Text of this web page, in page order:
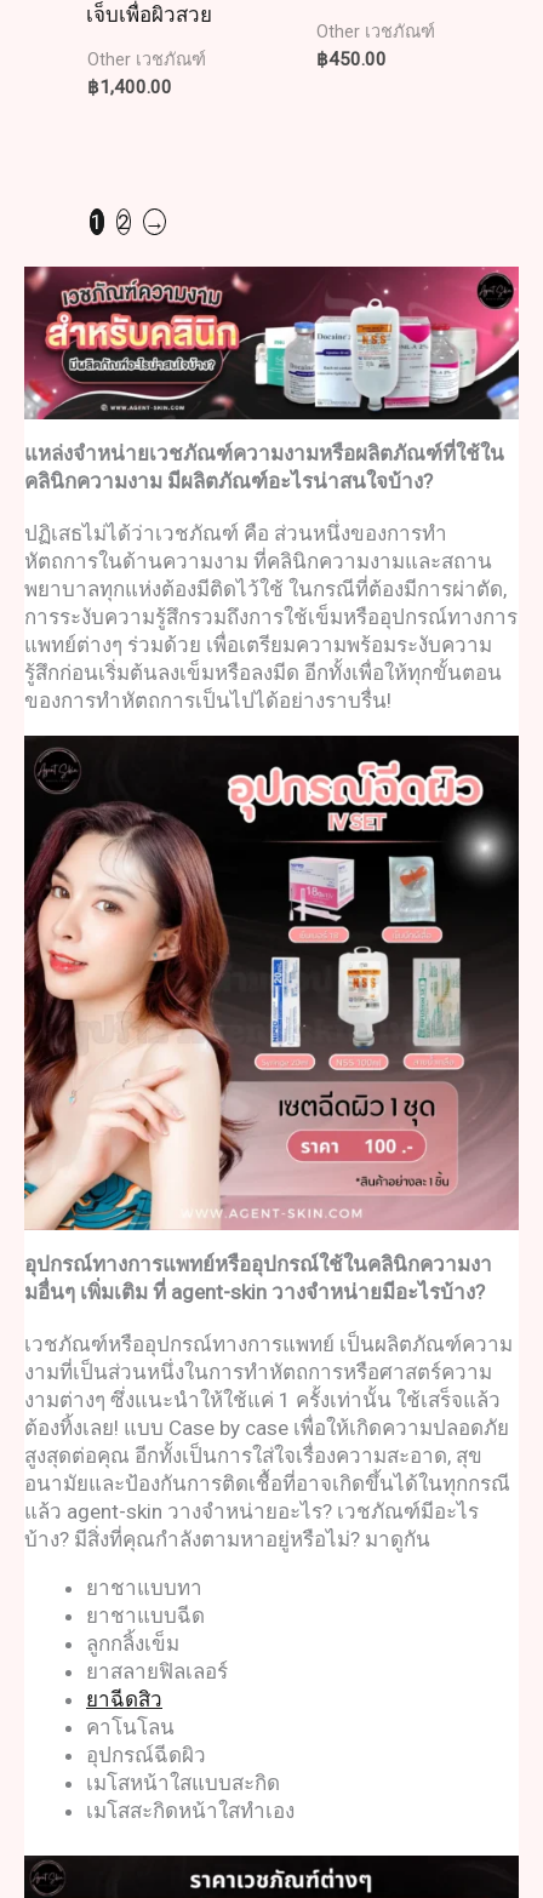
เจ็บเพื่อผิวสวย
Other เวชภัณฑ์
฿1,400.00
Other เวชภัณฑ์
฿450.00
1 2 →
แหล่งจำหน่ายเวชภัณฑ์ความงามหรือผลิตภัณฑ์ที่ใช้ใน
คลินิกความงาม มีผลิตภัณฑ์อะไรน่าสนใจบ้าง?
ปฏิเสธไม่ได้ว่าเวชภัณฑ์ คือ ส่วนหนึ่งของการทำ
หัตถการในด้านความงาม ที่คลินิกความงามและสถาน
พยาบาลทุกแห่งต้องมีติดไว้ใช้ ในกรณีที่ต้องมีการผ่าตัด,
การระงับความรู้สึกรวมถึงการใช้เข็มหรืออุปกรณ์ทางการ
แพทย์ต่างๆ ร่วมด้วย เพื่อเตรียมความพร้อมระงับความ
รู้สึกก่อนเริ่มต้นลงเข็มหรือลงมีด อีกทั้งเพื่อให้ทุกขั้นตอน
ของการทำหัตถการเป็นไปได้อย่างราบรื่น!
อุปกรณ์ทางการแพทย์หรืออุปกรณ์ใช้ในคลินิกความงา
มอื่นๆ เพิ่มเติม ที่ agent-skin วางจำหน่ายมีอะไรบ้าง?
เวชภัณฑ์หรืออุปกรณ์ทางการแพทย ์ เป็นผลิตภัณฑ์ความ
งามที่เป็นส่วนหนึ่งในการทำหัตถการหรือศาสตร์ความ
งามต่างๆ ซึ่งแนะนำให้ใช้แค่ 1 ครั้งเท่านั้น ใช้เสร็จแล้ว
ต้องทิ้งเลย! แบบ Case by case เพื่อให้เกิดความปลอดภัย
สูงสุดต่อคุณ อีกทั้งเป็นการใส่ใจเรื่องความสะอาด, สุข
อนามัยและป้องกันการติดเชื้อที่อาจเกิดขึ้นได้ในทุกกรณี
แล้ว agent-skin วางจำหน่ายอะไร? เวชภัณฑ์มีอะไร
บ้าง? มีสิ่งที่คุณกำลังตามหาอยู่หรือไม่? มาดูกัน
ยาชาแบบทา
ยาชาแบบฉีด
ลูกกลิ้งเข็ม
ยาสลายฟิลเลอร
ยาฉีดสิว
คาโนโลน
อุปกรณ์ฉีดผิว
เมโสหน้าใสแบบสะกิด
เมโสสะกิดหน้าใสทําเอง